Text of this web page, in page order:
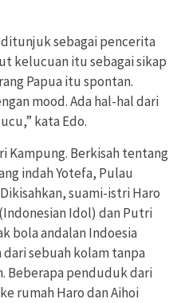
sebagai pencerita
kelucuan itu sebagai sikap
Papua itu spontan.
mood. Ada hal-hal dari
kata Edo.
Kampung. Berkisah tentang
indah Yotefa, Pulau
suami-istri Haro
Idol) dan Putri
bola andalan Indoesia
sebuah kolam tanpa
Beberapa penduduk dari
rumah Haro dan Aihoi